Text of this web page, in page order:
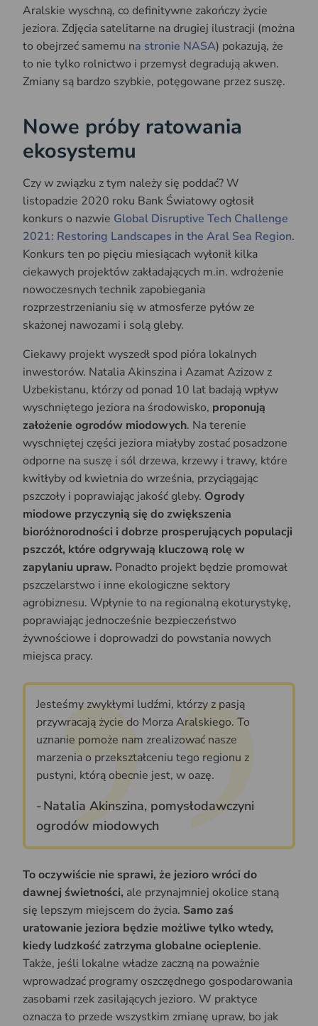
Aralskie wyschną, co definitywne zakończy życie
jeziora. Zdjęcia satelitarne na drugiej ilustracji (można
to obejrzeć samemu na stronie NASA) pokazują, że
to nie tylko rolnictwo i przemysł degradują akwen.
Zmiany są bardzo szybkie, potęgowane przez suszę.
Nowe próby ratowania
ekosystemu
Czy w związku z tym należy się poddać? W
listopadzie 2020 roku Bank Światowy ogłosił
konkurs o nazwie Global Disruptive Tech Challenge
2021: Restoring Landscapes in the Aral Sea Region.
Konkurs ten po pięciu miesiącach wyłonił kilka
ciekawych projektów zakładających m.in. wdrożenie
nowoczesnych technik zapobiegania
rozprzestrzenianiu się w atmosferze pyłów ze
skażonej nawozami i solą gleby.
Ciekawy projekt wyszedł spod pióra lokalnych
inwestorów. Natalia Akinszina i Azamat Azizow z
Uzbekistanu, którzy od ponad 10 lat badają wpływ
wyschniętego jeziora na środowisko, proponują
założenie ogrodów miodowych. Na terenie
wyschniętej części jeziora miałyby zostać posadzone
odporne na suszę i sól drzewa, krzewy i trawy, które
kwitłyby od kwietnia do września, przyciągając
pszczoły i poprawiając jakość gleby. Ogrody
miodowe przyczynią się do zwiększenia
bioróżnorodności i dobrze prosperujących populacji
pszczół, które odgrywają kluczową rolę w
zapylaniu upraw. Ponadto projekt będzie promował
pszczelarstwo i inne ekologiczne sektory
agrobiznesu. Wpłynie to na regionalną ekoturystykę,
poprawiając jednocześnie bezpieczeństwo
żywnościowe i doprowadzi do powstania nowych
miejsca pracy.
Natalia Akinszina, pomysłodawczyni
ogrodów miodowych
Jesteśmy zwykłymi ludźmi, którzy z pasją
przywracają życie do Morza Aralskiego. To
uznanie pomoże nam zrealizować nasze
marzenia o przekształceniu tego regionu z
pustyni, którą obecnie jest, w oazę.
To oczywiście nie sprawi, że jezioro wróci do
dawnej świetności, ale przynajmniej okolice staną
się lepszym miejscem do życia. Samo zaś
uratowanie jeziora będzie możliwe tylko wtedy,
kiedy ludzkość zatrzyma globalne ocieplenie.
Także, jeśli lokalne władze zaczną na poważnie
wprowadzać programy oszczędnego gospodarowania
zasobami rzek zasilających jezioro. W praktyce
oznacza to przede wszystkim zmianę upraw, bo jak